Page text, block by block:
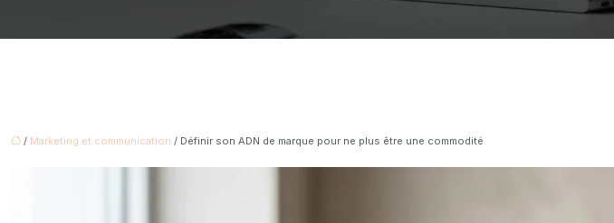
/ Marketing et communication / Définir son ADN de marque pour ne plus être une commodité